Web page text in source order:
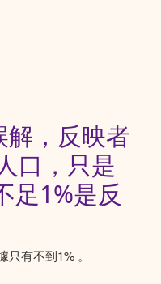
解，反映者
口，只是
足1%是反
有不到1% 。